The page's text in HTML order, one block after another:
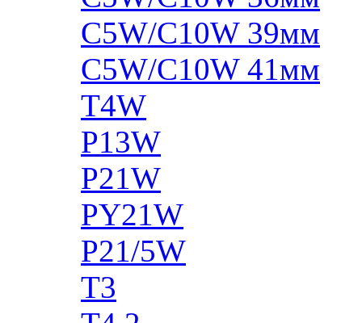
C5W/C10W 39мм
C5W/C10W 41мм
T4W
P13W
P21W
PY21W
P21/5W
T3